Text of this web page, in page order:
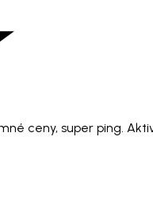
ceny, super ping.